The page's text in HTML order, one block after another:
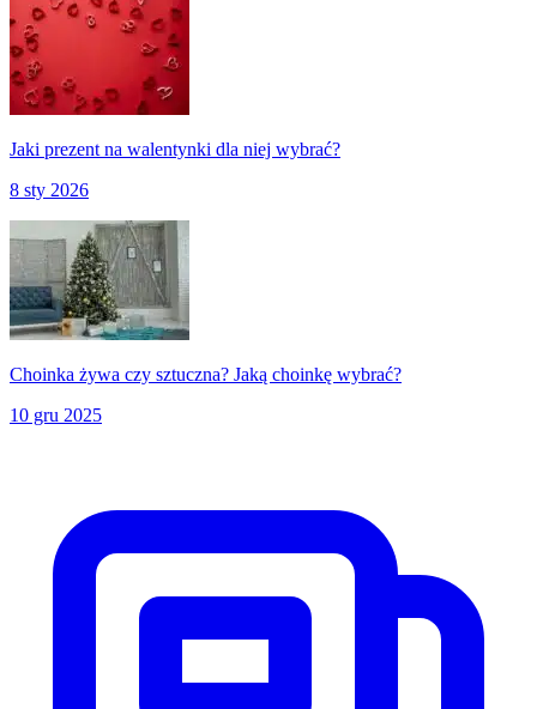
Jaki prezent na walentynki dla niej wybrać?
8 sty 2026
Choinka żywa czy sztuczna? Jaką choinkę wybrać?
10 gru 2025